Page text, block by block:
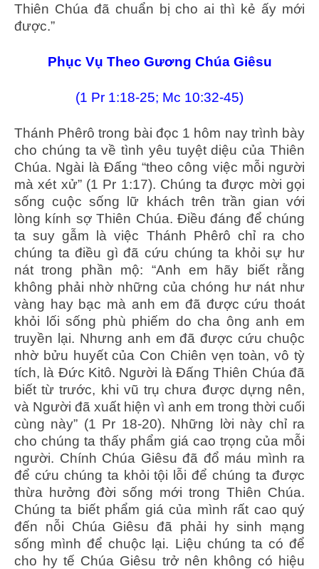
Thiên Chúa đã chuẩn bị cho ai thì kẻ ấy mới
được.”
Phục Vụ Theo Gương Chúa Giêsu
(1 Pr 1:18-25; Mc 10:32-45)
Thánh Phêrô trong bài đọc 1 hôm nay trình bày
cho chúng ta về tình yêu tuyệt diệu của Thiên
Chúa. Ngài là Đấng “theo công việc mỗi người
mà xét xử” (1 Pr 1:17). Chúng ta được mời gọi
sống cuộc sống lữ khách trên trần gian với
lòng kính sợ Thiên Chúa. Điều đáng để chúng
ta suy gẫm là việc Thánh Phêrô chỉ ra cho
chúng ta điều gì đã cứu chúng ta khỏi sự hư
nát trong phần mộ: “Anh em hãy biết rằng
không phải nhờ những của chóng hư nát như
vàng hay bạc mà anh em đã được cứu thoát
khỏi lối sống phù phiếm do cha ông anh em
truyền lại. Nhưng anh em đã được cứu chuộc
nhờ bửu huyết của Con Chiên vẹn toàn, vô tỳ
tích, là Đức Kitô. Người là Đấng Thiên Chúa đã
biết từ trước, khi vũ trụ chưa được dựng nên,
và Người đã xuất hiện vì anh em trong thời cuối
cùng này” (1 Pr 18-20). Những lời này chỉ ra
cho chúng ta thấy phẩm giá cao trọng của mỗi
người. Chính Chúa Giêsu đã đổ máu mình ra
để cứu chúng ta khỏi tội lỗi để chúng ta được
thừa hưởng đời sống mới trong Thiên Chúa.
Chúng ta biết phẩm giá của mình rất cao quý
đến nỗi Chúa Giêsu đã phải hy sinh mạng
sống mình để chuộc lại. Liệu chúng ta có để
cho hy tế Chúa Giêsu trở nên không có hiệu